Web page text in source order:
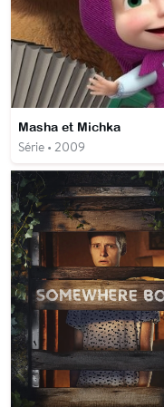
Masha et Michka
Série • 2009